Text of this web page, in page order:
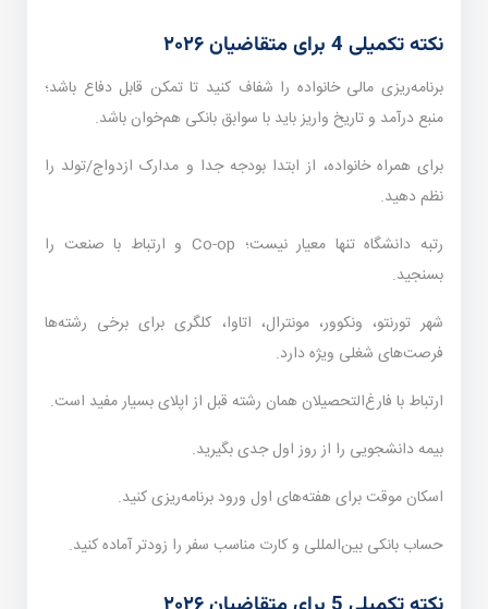
نکته تکمیلی 4 برای متقاضیان ۲۰۲۶
برنامه‌ریزی مالی خانواده را شفاف کنید تا تمکن قابل دفاع باشد؛
منبع درآمد و تاریخ واریز باید با سوابق بانکی هم‌خوان باشد.
برای همراه خانواده، از ابتدا بودجه جدا و مدارک ازدواج/تولد را
نظم دهید.
رتبه دانشگاه تنها معیار نیست؛ Co-op و ارتباط با صنعت را
بسنجید.
شهر تورنتو، ونکوور، مونترال، اتاوا، کلگری برای برخی رشته‌ها
فرصت‌های شغلی ویژه دارد.
ارتباط با فارغ‌التحصیلان همان رشته قبل از اپلای بسیار مفید است.
بیمه دانشجویی را از روز اول جدی بگیرید.
اسکان موقت برای هفته‌های اول ورود برنامه‌ریزی کنید.
حساب بانکی بین‌المللی و کارت مناسب سفر را زودتر آماده کنید.